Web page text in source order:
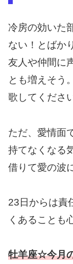
冷房の効いた
ない！とばか
友人や仲間に
とも増えそう
歌してくださ
ただ、愛情面
持てなくなる
借りて愛の波
23日からは責
くあることも
牡羊座☆今月